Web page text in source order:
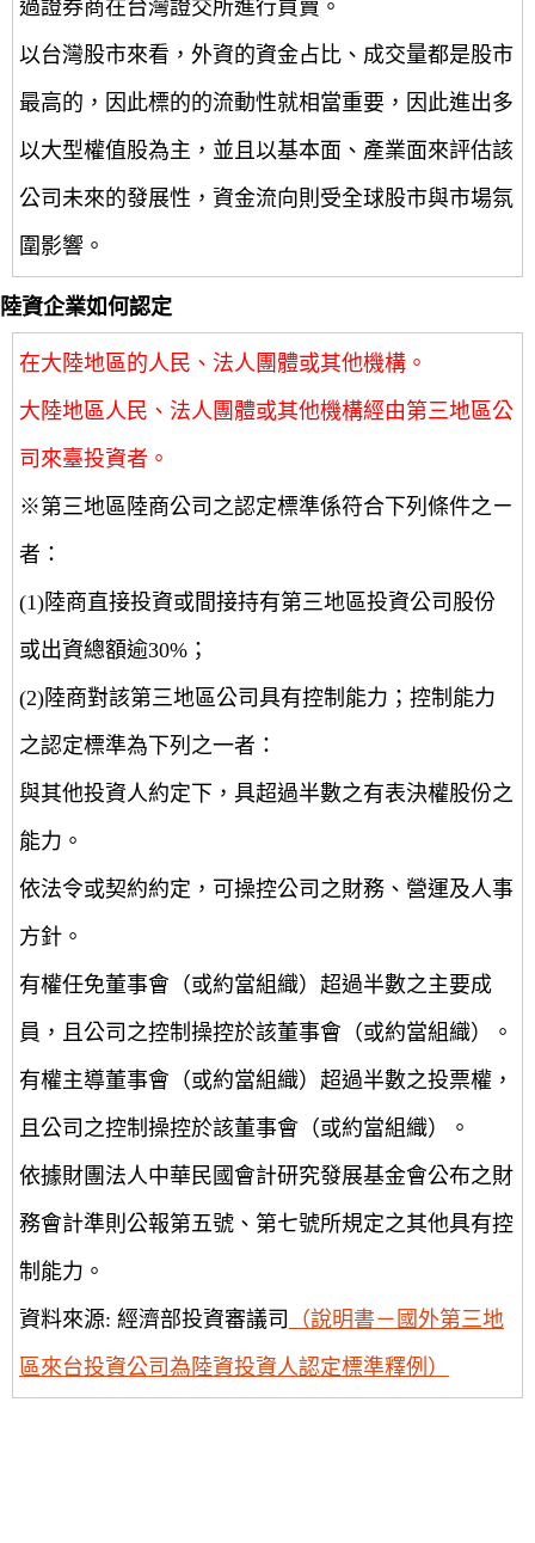
過證券商在台灣證交所進行買賣。
以台灣股市來看，外資的資金占比、成交量都是股市
最高的，因此標的的流動性就相當重要，因此進出多
以大型權值股為主，並且以基本面、產業面來評估該
公司未來的發展性，資金流向則受全球股市與市場氛
圍影響。
陸資企業如何認定
在大陸地區的人民、法人團體或其他機構。
大陸地區人民、法人團體或其他機構經由第三地區公
司來臺投資者。
※第三地區陸商公司之認定標準係符合下列條件之ㄧ
者：
(1)陸商直接投資或間接持有第三地區投資公司股份
或出資總額逾30%；
(2)陸商對該第三地區公司具有控制能力；控制能力
之認定標準為下列之一者：
與其他投資人約定下，具超過半數之有表決權股份之
能力。
依法令或契約約定，可操控公司之財務、營運及人事
方針。
有權任免董事會（或約當組織）超過半數之主要成
員，且公司之控制操控於該董事會（或約當組織）。
有權主導董事會（或約當組織）超過半數之投票權，
且公司之控制操控於該董事會（或約當組織）。
依據財團法人中華民國會計研究發展基金會公布之財
務會計準則公報第五號、第七號所規定之其他具有控
制能力。
資料來源: 經濟部投資審議司
（說明書－國外第三地
區來台投資公司為陸資投資人認定標準釋例）